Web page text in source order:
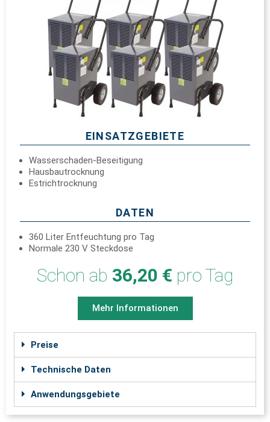
EINSATZGEBIETE
Wasserschaden-Beseitigung
Hausbautrocknung
Estrichtrocknung
DATEN
360 Liter Entfeuchtung pro Tag
Normale 230 V Steckdose
Schon ab 36,20 € pro Tag
Mehr Informationen
Preise
Technische Daten
Anwendungsgebiete